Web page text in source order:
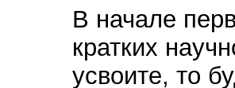
В начале
кратких
усвоите, то